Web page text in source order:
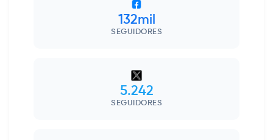
132mil
SEGUIDORES
5.242
SEGUIDORES